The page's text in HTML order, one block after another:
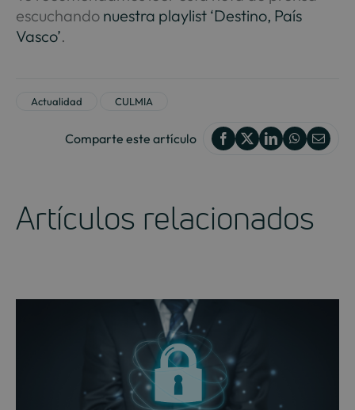
escuchando nuestra playlist ‘Destino, País
Vasco’.
Actualidad CULMIA
Comparte este artículo
Artículos relacionados